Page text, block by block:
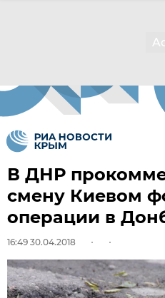
В ДНР
смену Киевом
операции в
16:49 30.04.2018